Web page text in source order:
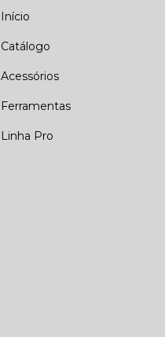
Início
Catálogo
Acessórios
Ferramentas
Linha Pro